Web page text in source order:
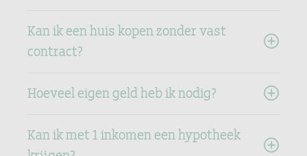
Kan ik een huis kopen zonder vast
contract?
Hoeveel eigen geld heb ik nodig?
Kan ik met 1 inkomen een hypotheek